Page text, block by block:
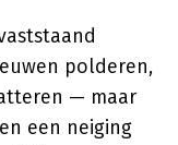
polderen,
— maar
een neiging